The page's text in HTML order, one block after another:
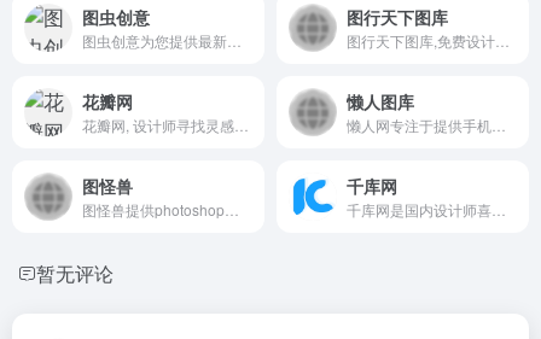
图虫创意 图行天下图库
花瓣网 懒人图库
图怪兽 千库网
暂无评论